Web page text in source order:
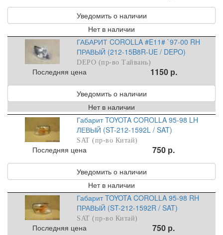
Уведомить о наличии
Нет в наличии
ГАБАРИТ COROLLA #E11# `97-00 RH
ПРАВЫЙ (212-15B8R-UE / DEPO)
DEPO (пр-во Тайвань)
Последняя цена 1150 р.
Уведомить о наличии
Нет в наличии
Габарит TOYOTA COROLLA 95-98 LH
ЛЕВЫЙ (ST-212-1592L / SAT)
SAT (пр-во Китай)
Последняя цена 750 р.
Уведомить о наличии
Нет в наличии
Габарит TOYOTA COROLLA 95-98 RH
ПРАВЫЙ (ST-212-1592R / SAT)
SAT (пр-во Китай)
Последняя цена 750 р.